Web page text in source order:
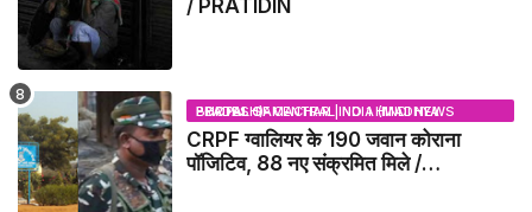
/ PRATIDIN
BHOPAL SAMACHAR | NO 1 HINDI NEWS PORTAL OF CENTRAL INDIA (MADHYA PRADESH)
CRPF ग्वालियर के 190 जवान कोराना
पॉजिटिव, 88 नए संक्रमित मिले /